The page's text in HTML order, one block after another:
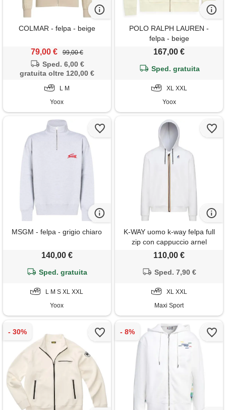
COLMAR - felpa - beige
79,00 € 99,00 €
Sped. 6,00 €
gratuita oltre 120,00 €
L M
Yoox
POLO RALPH LAUREN -
felpa - beige
167,00 €
Sped. gratuita
XL XXL
Yoox
MSGM - felpa - grigio chiaro
140,00 €
Sped. gratuita
L M S XL XXL
Yoox
K-WAY uomo k-way felpa full
zip con cappuccio arnel
110,00 €
Sped. 7,90 €
XL XXL
Maxi Sport